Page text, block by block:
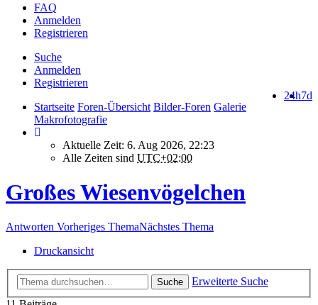
FAQ
Anmelden
Registrieren
Suche
Anmelden
Registrieren
7d
24h
Startseite Foren-Übersicht Bilder-Foren Galerie
Makrofotografie
Aktuelle Zeit: 6. Aug 2026, 22:23
Alle Zeiten sind UTC+02:00
Großes Wiesenvögelchen
Antworten Vorheriges ThemaNächstes Thema
Druckansicht
Suche
Erweiterte Suche